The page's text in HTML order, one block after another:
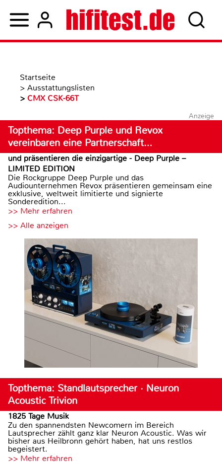
Startseite
> Ausstattungslisten
> CMX CSK-66T
Anzeige
Topthema: Deep Purple und Revox
vereinbaren eine Partnerschaft…
und präsentieren die einzigartige - Deep Purple –
LIMITED EDITION
Die Rockgruppe Deep Purple und das
Audiounternehmen Revox präsentieren gemeinsam eine
exklusive, weltweit limitierte und signierte
Sonderedition...
>> Mehr erfahren
>> Alle anzeigen
Topthema: Standlautsprecher · Neuron
Acoustic Trivion
1825 Tage Musik
Zu den spannendsten Newcomern im Bereich
Lautsprecher zählt ganz klar Neuron Acoustic. Was wir
bisher aus Heilbronn gehört haben, hat uns restlos
begeistert.
>> Mehr erfahren